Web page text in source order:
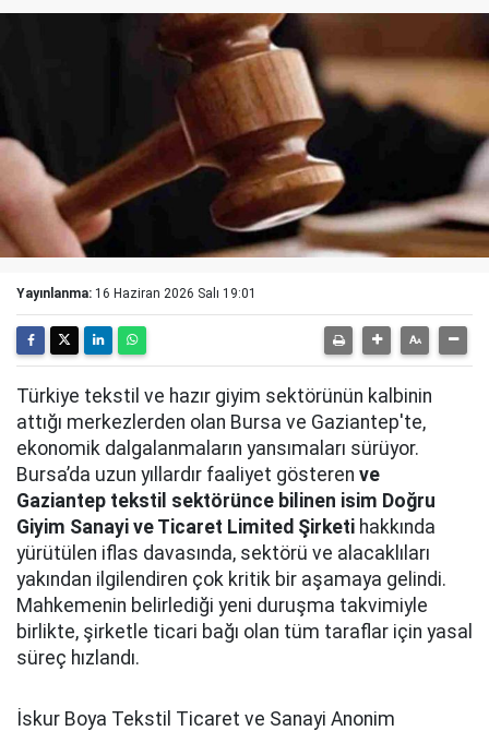
Yayınlanma: 16 Haziran 2026 Salı 19:01
Türkiye tekstil ve hazır giyim sektörünün kalbinin
attığı merkezlerden olan Bursa ve Gaziantep'te,
ekonomik dalgalanmaların yansımaları sürüyor.
Bursa’da uzun yıllardır faaliyet gösteren ve
Gaziantep tekstil sektörünce bilinen isim Doğru
Giyim Sanayi ve Ticaret Limited Şirketi hakkında
yürütülen iflas davasında, sektörü ve alacaklıları
yakından ilgilendiren çok kritik bir aşamaya gelindi.
Mahkemenin belirlediği yeni duruşma takvimiyle
birlikte, şirketle ticari bağı olan tüm taraflar için yasal
süreç hızlandı.
İskur Boya Tekstil Ticaret ve Sanayi Anonim